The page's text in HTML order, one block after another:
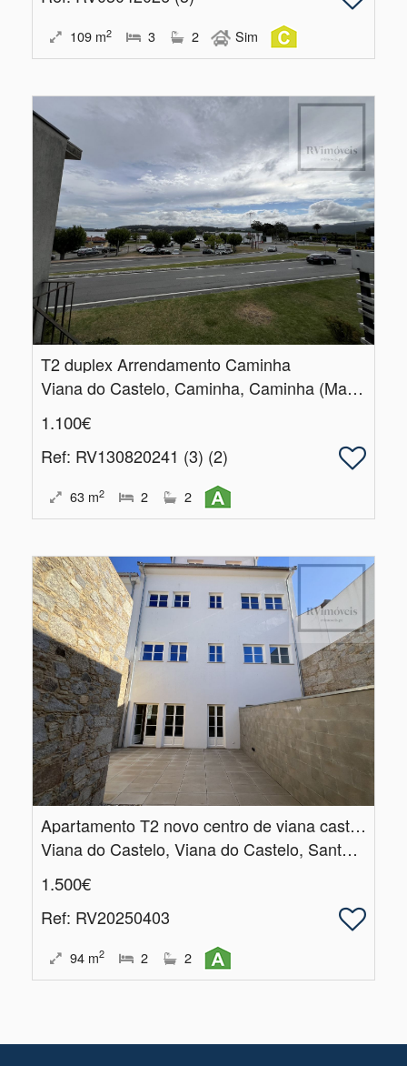
109 m2 3 2 Sim
T2 duplex Arrendamento Caminha
Viana do Castelo, Caminha, Caminha (Matriz) e Vilarelho
1.100€
Ref: RV130820241 (3) (2)
63 m2 2 2
Apartamento T2 novo centro de viana castelo
Viana do Castelo, Viana do Castelo, Santa Maria Maior e Monserrate e Meadela
1.500€
Ref: RV20250403
94 m2 2 2